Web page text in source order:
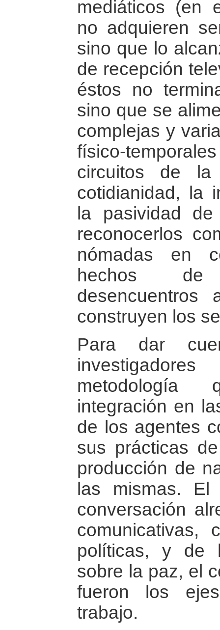
mediáticos (en
no adquieren
sino que lo
de recepción
éstos no
sino que se
complejas y
físico-
circuitos de la
cotidianidad, la
la pasividad
reconocerlos
nómadas en
hechos
construyen los
Para dar
integración en
de los agentes
sus prácticas
producción de
las mismas.
conversación
comunicativas,
políticas, y de
sobre la paz, el
fueron los
trabajo.